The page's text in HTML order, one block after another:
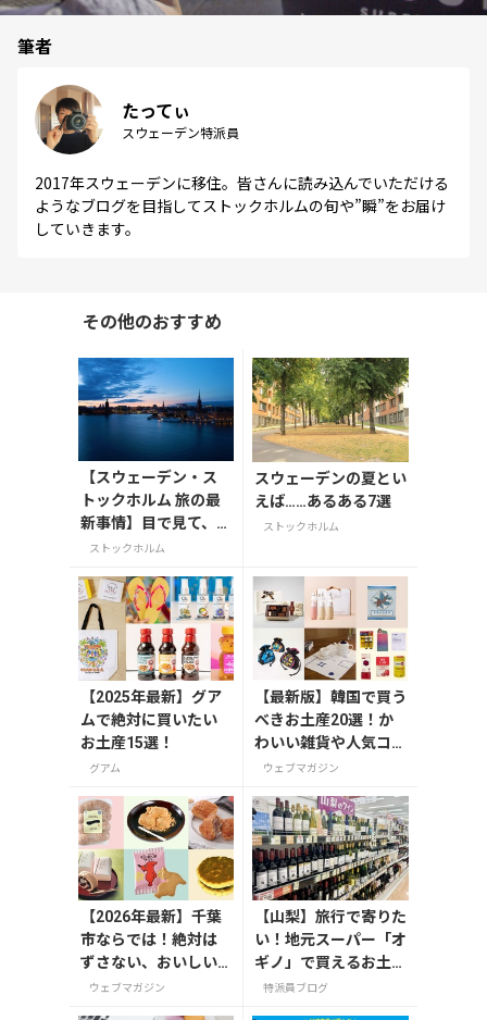
筆者
たってぃ
スウェーデン特派員
2017年スウェーデンに移住。皆さんに読み込んでいただける
ようなブログを目指してストックホルムの旬や”瞬”をお届け
していきます。
その他のおすすめ
【スウェーデン・ス
トックホルム 旅の最
新事情】目で見て、肌
で感じる、ストック
トや交通機関等の現
状や変化を在住者が
レポート
ストックホルム
スウェーデンの夏とい
えば……あるある7選
ストックホルム
【2025年最新】グア
ムで絶対に買いたい
お土産15選！
グアム
【最新版】韓国で買う
べきお土産20選！か
わいい雑貨や人気コス
メを紹介
ウェブマガジン
【2026年最新】千葉
市ならでは！絶対は
ずさない、おいしい
お土産10選
ウェブマガジン
【山梨】旅行で寄りた
い！地元スーパー「オ
ギノ」で買えるお土産
4選
特派員ブログ